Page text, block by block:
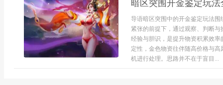
暗区突围开金鉴定玩法
导语暗区突围中的开金鉴定玩法
紧张的前提下，通过观察、判断
经验与胆识，是提升物资积累效
定性，金色物资往伴随高价格与
机进行处理。思路并不在于盲目...